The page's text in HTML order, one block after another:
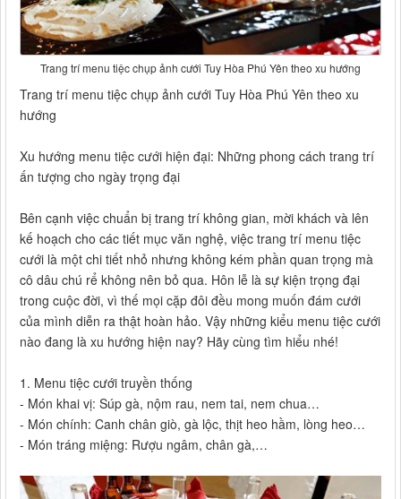
Trang trí menu tiệc chụp ảnh cưới Tuy Hòa Phú Yên theo xu hướng
Trang trí menu tiệc chụp ảnh cưới Tuy Hòa Phú Yên theo xu
hướng
Xu hướng menu tiệc cưới hiện đại: Những phong cách trang trí
ấn tượng cho ngày trọng đại
Bên cạnh việc chuẩn bị trang trí không gian, mời khách và lên
kế hoạch cho các tiết mục văn nghệ, việc trang trí menu tiệc
cưới là một chi tiết nhỏ nhưng không kém phần quan trọng mà
cô dâu chú rể không nên bỏ qua. Hôn lễ là sự kiện trọng đại
trong cuộc đời, vì thế mọi cặp đôi đều mong muốn đám cưới
của mình diễn ra thật hoàn hảo. Vậy những kiểu menu tiệc cưới
nào đang là xu hướng hiện nay? Hãy cùng tìm hiểu nhé!
1. Menu tiệc cưới truyền thống
- Món khai vị: Súp gà, nộm rau, nem tai, nem chua…
- Món chính: Canh chân giò, gà lộc, thịt heo hầm, lòng heo…
- Món tráng miệng: Rượu ngâm, chân gà,…